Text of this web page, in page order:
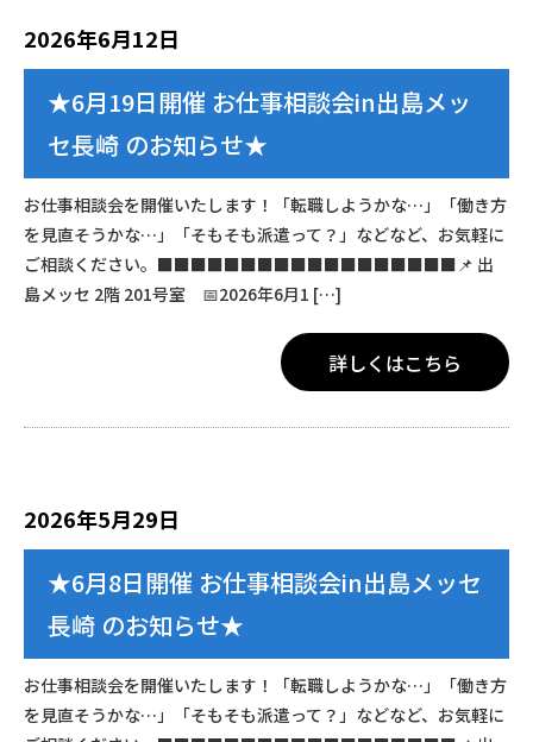
2026年6月12日
★6月19日開催 お仕事相談会in出島メッ
セ長崎 のお知らせ★
お仕事相談会を開催いたします！「転職しようかな…」「働き方
を見直そうかな…」「そもそも派遣って？」などなど、お気軽に
ご相談ください。■■■■■■■■■■■■■■■■■■📌 出
島メッセ 2階 201号室 📅2026年6月1 […]
詳しくはこちら
2026年5月29日
★6月8日開催 お仕事相談会in出島メッセ
長崎 のお知らせ★
お仕事相談会を開催いたします！「転職しようかな…」「働き方
を見直そうかな…」「そもそも派遣って？」などなど、お気軽に